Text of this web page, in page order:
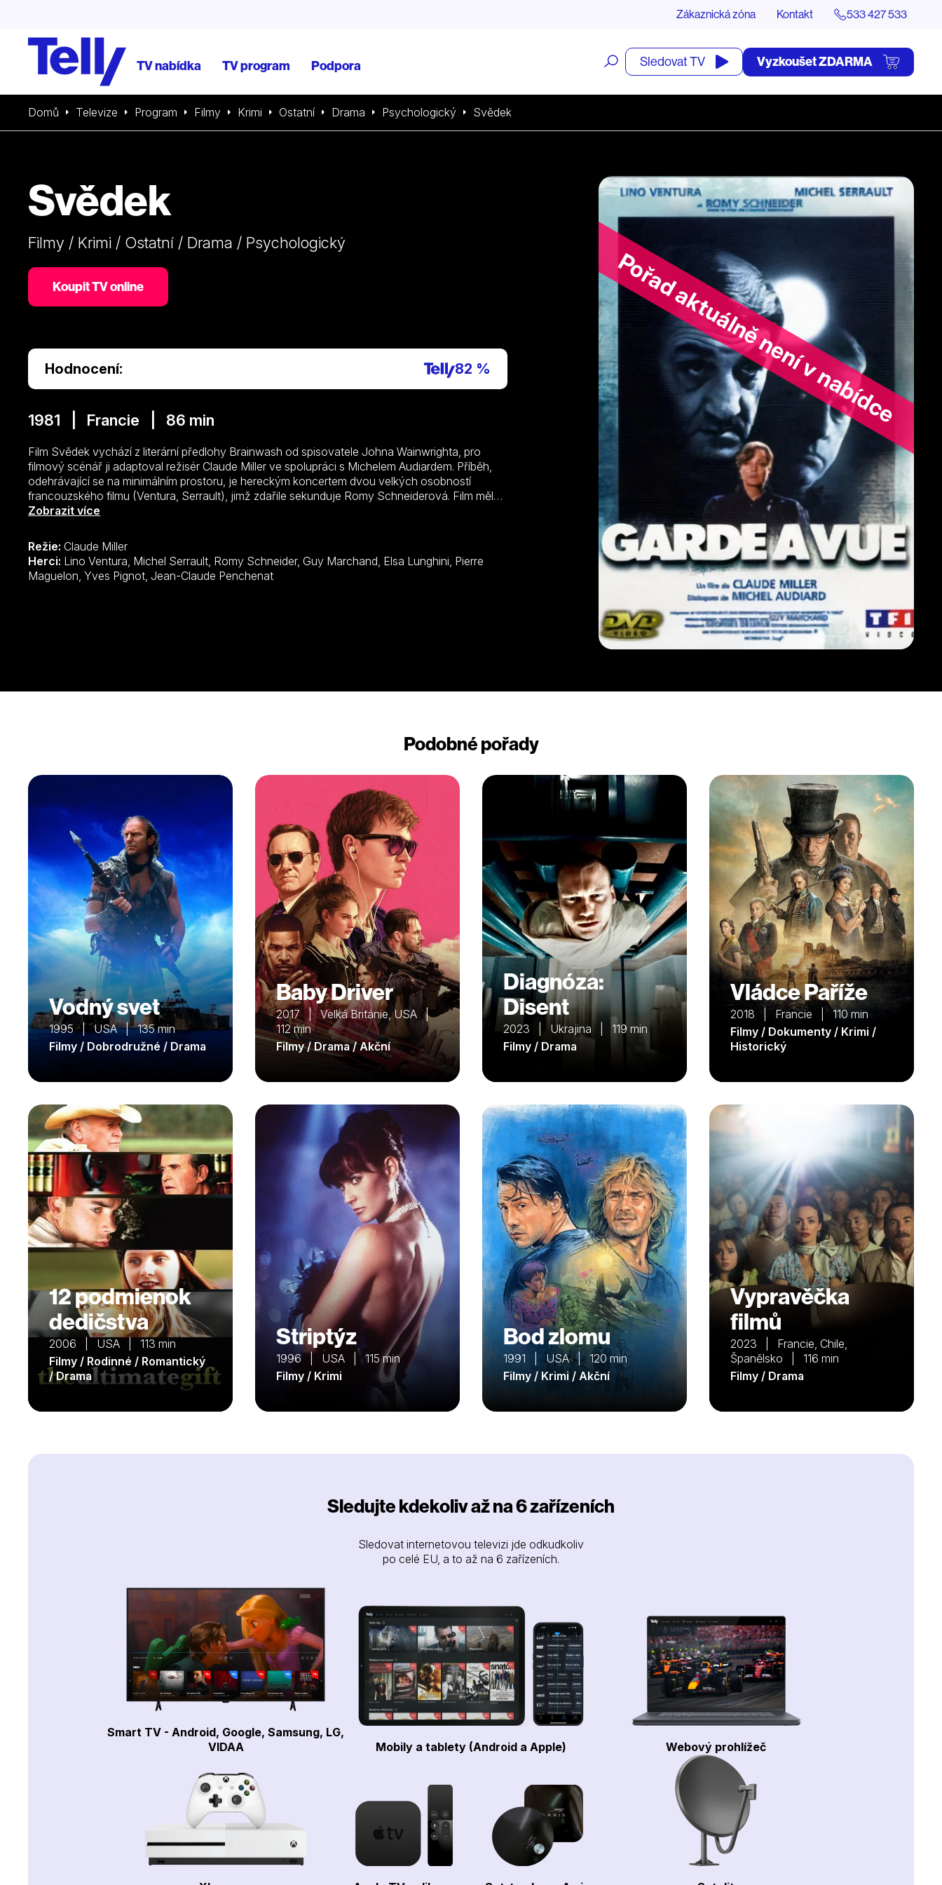
Zákaznická zóna Kontakt 533 427 533
TV nabídka TV program Podpora
Otevřít
vyhledávání
Sledovat TV Vyzkoušet ZDARMA
Domů Televize Program Filmy Krimi Ostatní Drama Psychologický Svědek
Pořad aktuálně není v nabídce
Svědek
Filmy / Krimi / Ostatní / Drama / Psychologický
Koupit TV online
Hodnocení: 82 %
1981 | Francie | 86 min
Film Svědek vychází z literární předlohy Brainwash od spisovatele Johna Wainwrighta, pro
filmový scénář ji adaptoval režisér Claude Miller ve spolupráci s Michelem Audiardem. Příběh,
odehrávající se na minimálním prostoru, je hereckým koncertem dvou velkých osobností
francouzského filmu (Ventura, Serrault), jimž zdařile sekunduje Romy Schneiderová. Film měl
ve Francii premiéru v září 1981 a v následujícím roce dominoval udílení cen francouzských
Zobrazit více
Režie: Claude Miller
Herci:
Maguelon, Yves Pignot, Jean-Claude Penchenat
Podobné pořady
Vodný svet
1995 | USA | 135 min
Filmy / Dobrodružné / Drama
Baby Driver
2017 | Velká Británie, USA |
112 min
Filmy / Drama / Akční
Diagnóza:
Disent
2023 | Ukrajina | 119 min
Filmy / Drama
Vládce Paříže
2018 | Francie | 110 min
Filmy / Dokumenty / Krimi /
Historický
12 podmienok
dedičstva
2006 | USA | 113 min
Filmy / Rodinné / Romantický
/ Drama
Striptýz
1996 | USA | 115 min
Filmy / Krimi
Bod zlomu
1991 | USA | 120 min
Filmy / Krimi / Akční
Vypravěčka
filmů
2023 | Francie, Chile,
Španělsko | 116 min
Filmy / Drama
Sledujte kdekoliv až na 6 zařízeních
Sledovat internetovou televizi jde odkudkoliv
po celé EU, a to až na 6 zařízeních.
Smart TV - Android, Google, Samsung, LG,
VIDAA
Mobily a tablety (Android a Apple) Webový prohlížeč